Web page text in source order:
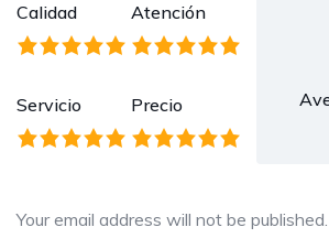
Calidad Atención
Servicio Precio
Your email address will not be published.